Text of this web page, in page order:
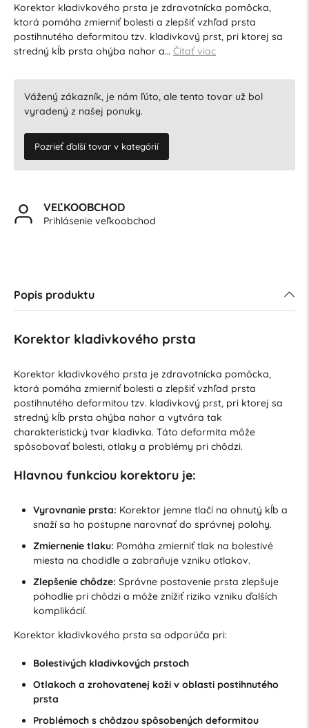
Korektor kladivkového prsta je zdravotnícka pomôcka,
ktorá pomáha zmierniť bolesti a zlepšiť vzhľad prsta
postihnutého deformitou tzv. kladivkový prst, pri ktorej sa
stredný kĺb prsta ohýba nahor a… Čítať viac
Vážený zákazník, je nám ľúto, ale tento tovar už bol
vyradený z našej ponuky.
Pozrieť ďalší tovar v kategórií
VEĽKOOBCHOD
Prihlásenie veľkoobchod
Popis produktu
Korektor kladivkového prsta
Korektor kladivkového prsta je zdravotnícka pomôcka,
ktorá pomáha zmierniť bolesti a zlepšiť vzhľad prsta
postihnutého deformitou tzv. kladivkový prst, pri ktorej sa
stredný kĺb prsta ohýba nahor a vytvára tak
charakteristický tvar kladivka. Táto deformita môže
spôsobovať bolesti, otlaky a problémy pri chôdzi.
Hlavnou funkciou korektoru je:
Vyrovnanie prsta: Korektor jemne tlačí na ohnutý kĺb a
snaží sa ho postupne narovnať do správnej polohy.
Zmiernenie tlaku: Pomáha zmierniť tlak na bolestivé
miesta na chodidle a zabraňuje vzniku otlakov.
Zlepšenie chôdze: Správne postavenie prsta zlepšuje
pohodlie pri chôdzi a môže znížiť riziko vzniku ďalších
komplikácií.
Korektor kladivkového prsta sa odporúča pri:
Bolestivých kladivkových prstoch
Otlakoch a zrohovatenej koži v oblasti postihnutého
prsta
Problémoch s chôdzou spôsobených deformitou